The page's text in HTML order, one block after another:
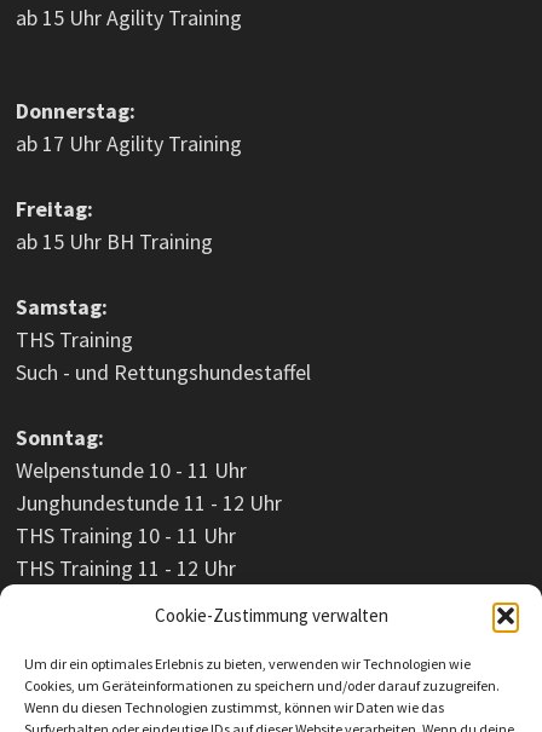
Cookie-Zustimmung verwalten
Um dir ein optimales Erlebnis zu bieten, verwenden wir Technologien wie
Cookies, um Geräteinformationen zu speichern und/oder darauf zuzugreifen.
Wenn du diesen Technologien zustimmst, können wir Daten wie das
ab 15 Uhr Agility Training
Donnerstag:
ab 17 Uhr Agility Training
Freitag:
ab 15 Uhr BH Training
Samstag:
THS Training
Such - und Rettungshundestaffel
Sonntag:
Welpenstunde 10 - 11 Uhr
Junghundestunde 11 - 12 Uhr
THS Training 10 - 11 Uhr
THS Training 11 - 12 Uhr